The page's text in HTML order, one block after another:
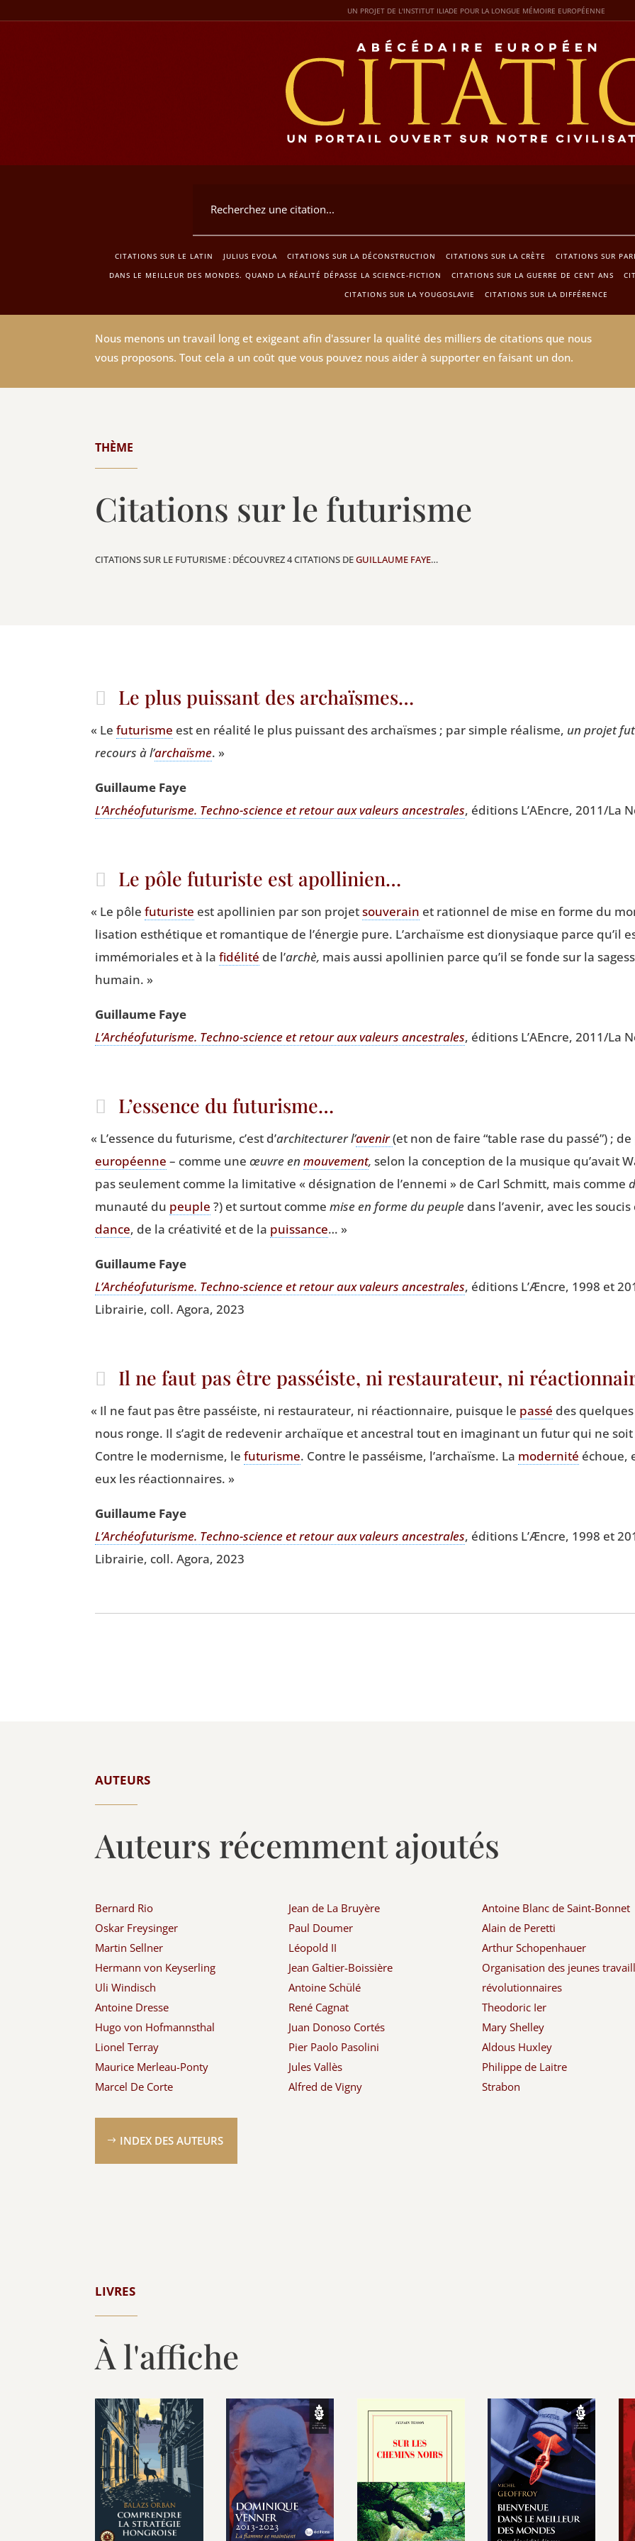
UN PROJET DE L'INSTITUT ILIADE POUR LA LONGUE MÉMOIRE EUROPÉENNE
CITATIONS SUR LE LATIN JULIUS EVOLA CITATIONS SUR LA DÉCONSTRUCTION CITATIONS SUR LA CRÈTE CITATIONS SUR
DANS LE MEILLEUR DES MONDES. QUAND LA RÉALITÉ DÉPASSE LA SCIENCE-FICTION
CITATIONS SUR LA GUERRE DE CENT ANS
CITATIONS SUR LA YOUGOSLAVIE
CITATIONS SUR LA DIFFÉRENCE
Nous menons un travail long et exigeant afin d'assurer la qualité des milliers de citations que nous
vous proposons. Tout cela a un coût que vous pouvez nous aider à supporter en faisant un don.
THÈME
Citations sur le futurisme
CITATIONS SUR LE FUTURISME : DÉCOUVREZ 4 CITATIONS DEGUILLAUME FAYE…
Le plus puissant des archaïsmes…
« Le futu­risme est en réa­li­té le plus puis­sant des archaïsmes ; par simple réa­lisme, un pro­jet
recours à l’archaïsme. »
Guillaume Faye
L’Archéofuturisme. Tech­no-science et retour aux valeurs ances­trales, édi­tions L’AEncre, 2011/La
Le pôle futuriste est apollinien…
« Le pôle futu­riste est apol­li­nien par son pro­jetsou­ve­rain et ration­nel de mise en forme du
li­sa­tion esthé­tique et roman­tique de l’énergie pure. L’archaïsme est dio­ny­siaque parce qu’il
immé­mo­riales et à lafidé­li­té de l’archè, mais aus­si apol­li­nien parce qu’il se fonde sur la
humain. »
Guillaume Faye
L’Archéofuturisme. Tech­no-science et retour aux valeurs ances­trales, édi­tions L’AEncre, 2011/La
L’essence du futurisme…
« L’essence du futu­risme, c’est d’archi­tec­tu­rer l’ave­nir(et non de faire “table rase du pas­sé”) ;
euro­péenne – comme uneœuvre enmou­ve­ment,selon la concep­tion de la musique qu’avait
pas seule­ment comme la limi­ta­tive « dési­gna­tion de l’ennemi » de Carl Schmitt, mais comme
mu­nau­té du peuple ?) et sur­tout commemise en forme du peuple dans l’avenir, avec les sou­cis
dance, de la créa­ti­vi­té et de la puis­sance… »
Guillaume Faye
L’Archéofuturisme. Tech­no-science et retour aux valeurs ances­trales, édi­tions L’Æncre, 1998 et
Librai­rie, coll. Ago­ra, 2023
Il ne faut pas être passéiste, ni restaurateur, ni
« Il ne faut pas être pas­séiste, ni res­tau­ra­teur, ni réac­tion­naire, puisque le pas­sé des
nous ronge. Il s’agit de rede­ve­nir archaïque et ances­tral tout en ima­gi­nant un futur qui ne
Contre le moder­nisme, lefutu­risme. Contre le pas­séisme, l’archaïsme. La moder­ni­té échoue,
eux les réactionnaires. »
Guillaume Faye
L’Archéofuturisme. Tech­no-science et retour aux valeurs ances­trales, édi­tions L’Æncre, 1998 et
Librai­rie, coll. Ago­ra, 2023
AUTEURS
Auteurs récemment ajoutés
Bernard Rio
Oskar Freysinger
Martin Sellner
Hermann von Keyserling
Uli Windisch
Antoine Dresse
Hugo von Hofmannsthal
Lionel Terray
Maurice Merleau-Ponty
Marcel De Corte
Jean de La Bruyère
Paul Doumer
Léopold II
Jean Galtier-Boissière
Antoine Schülé
René Cagnat
Juan Donoso Cortés
Pier Paolo Pasolini
Jules Vallès
Alfred de Vigny
Antoine Blanc de Saint-Bonnet
Alain de Peretti
Arthur Schopenhauer
Organisation des jeunes
révolutionnaires
Theodoric Ier
Mary Shelley
Aldous Huxley
Philippe de Laitre
Strabon
INDEX DES AUTEURS
LIVRES
À l'affiche